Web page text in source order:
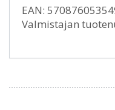
EAN:
Valmistajan